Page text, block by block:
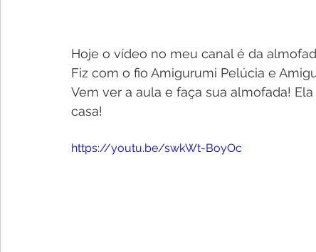
Hoje o vídeo no meu canal é da
Fiz com o fio Amigurumi Pelúcia e
Vem ver a aula e faça sua almofada!
casa!
https://youtu.be/swkWt-BoyOc